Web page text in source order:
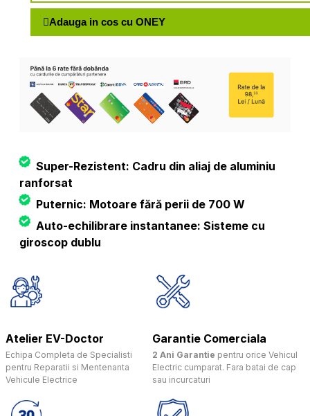
Adauga in cos cu ONEY
Super-Rezistent: Cadru din aliaj de aluminiu
ranforsat
Puternic: Motoare fără perii de 700 W
Auto-echilibrare instantanee: Sisteme cu
giroscop dublu
Atelier EV-Doctor
Echipa Completa de Specialisti
pentru Reparatii si Mentenanta
Vehicule Electrice
Garantie Comerciala
2 Ani Garantie pentru orice Vehicul
Electric cumparat. Fara batai de cap
sau incurcaturi